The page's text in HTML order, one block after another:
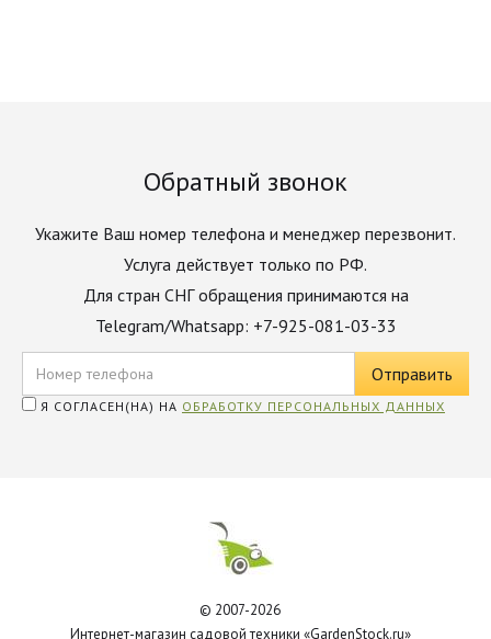
Обратный звонок
Укажите Ваш номер телефона и менеджер перезвонит.
Услуга действует только по РФ.
Для стран СНГ обращения принимаются на
Telegram/Whatsapp: +7-925-081-03-33
Я СОГЛАСЕН(НА) НА ОБРАБОТКУ ПЕРСОНАЛЬНЫХ ДАННЫХ
© 2007-2026
Интернет-магазин садовой техники «GardenStock.ru»